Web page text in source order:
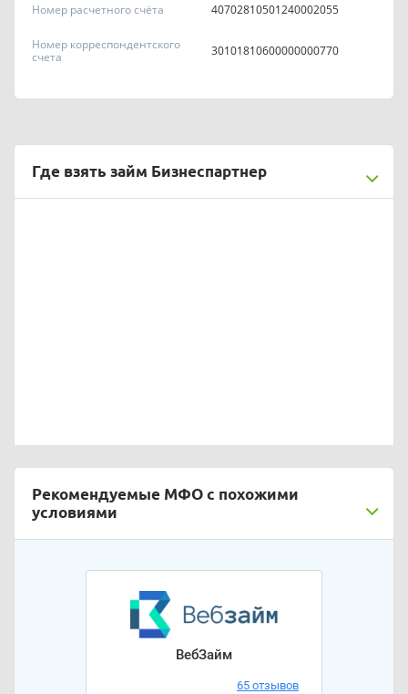
Номер расчетного счёта 40702810501240002055
Номер корреспондентского
счета
30101810600000000770
Где взять займ Бизнеспартнер
Рекомендуемые МФО с похожими
условиями
ВебЗайм
65 отзывов